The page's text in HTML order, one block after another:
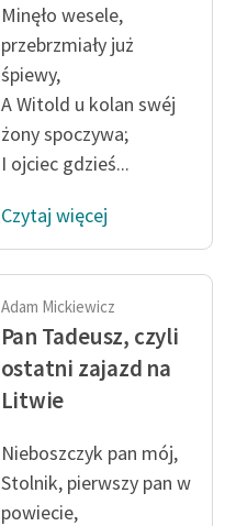
Minęło wesele,
przebrzmiały już
śpiewy,
A Witold u kolan swéj
żony spoczywa;
I ojciec gdzieś...
Czytaj więcej
Adam Mickiewicz
Pan Tadeusz, czyli
ostatni zajazd na
Litwie
Nieboszczyk pan mój,
Stolnik, pierwszy pan w
powiecie,